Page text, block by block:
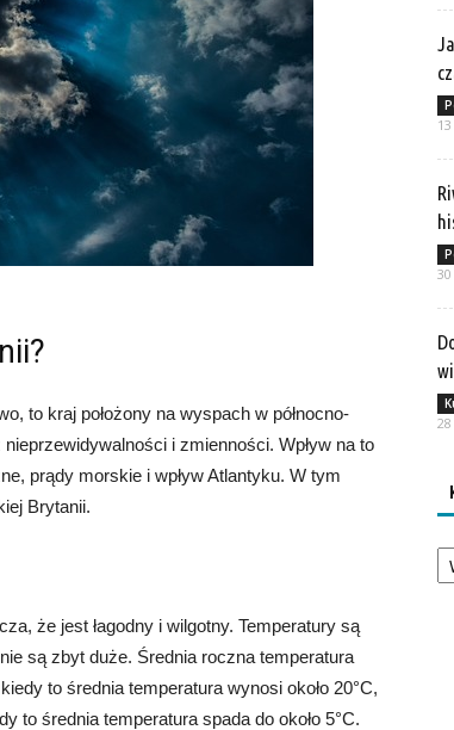
to kraj położony na wyspach w północno-
i zmienności. Wpływ na to
prądy morskie i wpływ Atlantyku. W tym
Brytanii.
że jest łagodny i wilgotny. Temperatury są
są zbyt duże. Średnia roczna temperatura
to średnia temperatura wynosi około 20°C,
to średnia temperatura spada do około 5°C.